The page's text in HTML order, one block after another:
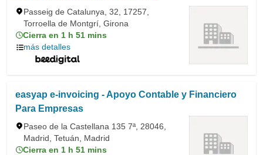
Passeig de Catalunya, 32, 17257,
Torroella de Montgrí, Girona
Cierra en 1 h 51 mins
más detalles
easyap e-invoicing - Apoyo Contable y Financiero
Para Empresas
Paseo de la Castellana 135 7ª, 28046,
Madrid, Tetuán, Madrid
Cierra en 1 h 51 mins